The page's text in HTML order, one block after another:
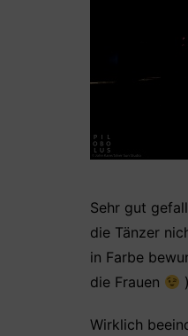
Sehr gut
die Tänzer
in Farbe
die Frauen
Wirklich